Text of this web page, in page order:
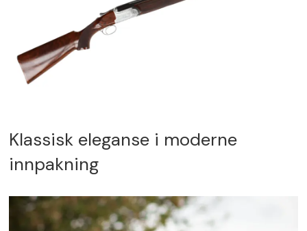
Klassisk eleganse i moderne
innpakning